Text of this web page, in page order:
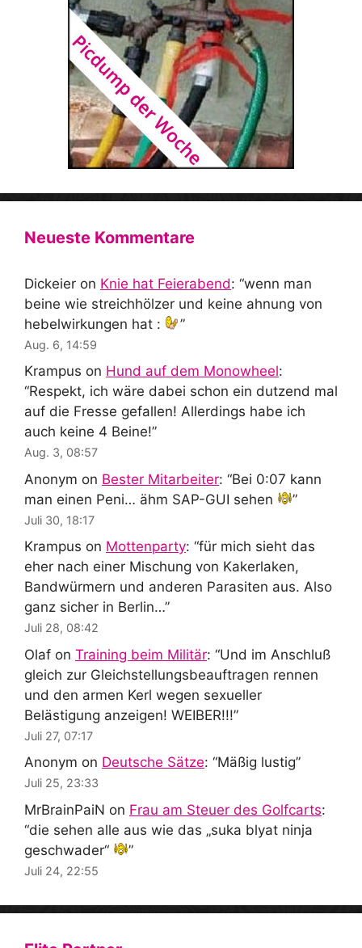
Neueste Kommentare
Dickeier on Knie hat Feierabend: “wenn man
beine wie streichhölzer und keine ahnung von
hebelwirkungen hat :
”
Aug. 6, 14:59
Krampus on Hund auf dem Monowheel:
“Respekt, ich wäre dabei schon ein dutzend mal
auf die Fresse gefallen! Allerdings habe ich
auch keine 4 Beine!”
Aug. 3, 08:57
Anonym on Bester Mitarbeiter: “Bei 0:07 kann
man einen Peni… ähm SAP-GUI sehen
”
Juli 30, 18:17
Krampus on Mottenparty: “für mich sieht das
eher nach einer Mischung von Kakerlaken,
Bandwürmern und anderen Parasiten aus. Also
ganz sicher in Berlin…”
Juli 28, 08:42
Olaf on Training beim Militär: “Und im Anschluß
gleich zur Gleichstellungsbeauftragen rennen
und den armen Kerl wegen sexueller
Belästigung anzeigen! WEIBER!!!”
Juli 27, 07:17
Anonym on Deutsche Sätze: “Mäßig lustig”
Juli 25, 23:33
MrBrainPaiN on Frau am Steuer des Golfcarts:
“die sehen alle aus wie das „suka blyat ninja
geschwader“
”
Juli 24, 22:55